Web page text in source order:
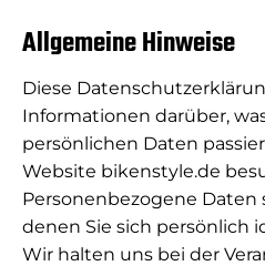
Allgemeine Hinweise
Diese
Informationen darüber,
persönlichen Daten
Website bikenstyle.de
Personenbezogene Daten
denen Sie sich persönlich
Wir halten uns bei der